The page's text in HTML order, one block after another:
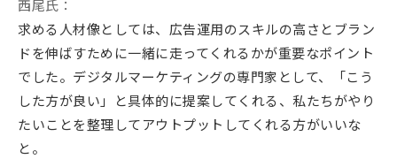
西尾氏：
求める人材像としては、広告運用のスキルの高さとブラン
ドを伸ばすために一緒に走ってくれるかが重要なポイント
でした。デジタルマーケティングの専門家として、「こう
した方が良い」と具体的に提案してくれる、私たちがやり
たいことを整理してアウトプットしてくれる方がいいな
と。